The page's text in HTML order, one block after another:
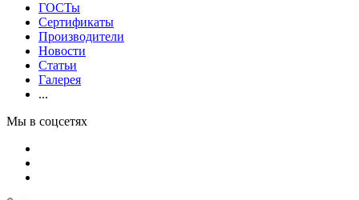
ГОСТы
Сертификаты
Производители
Новости
Статьи
Галерея
...
Мы в соцсетях